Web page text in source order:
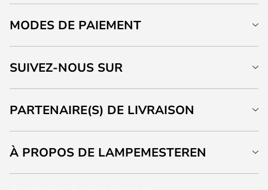
MODES DE PAIEMENT
SUIVEZ-NOUS SUR
PARTENAIRE(S) DE LIVRAISON
À PROPOS DE LAMPEMESTEREN